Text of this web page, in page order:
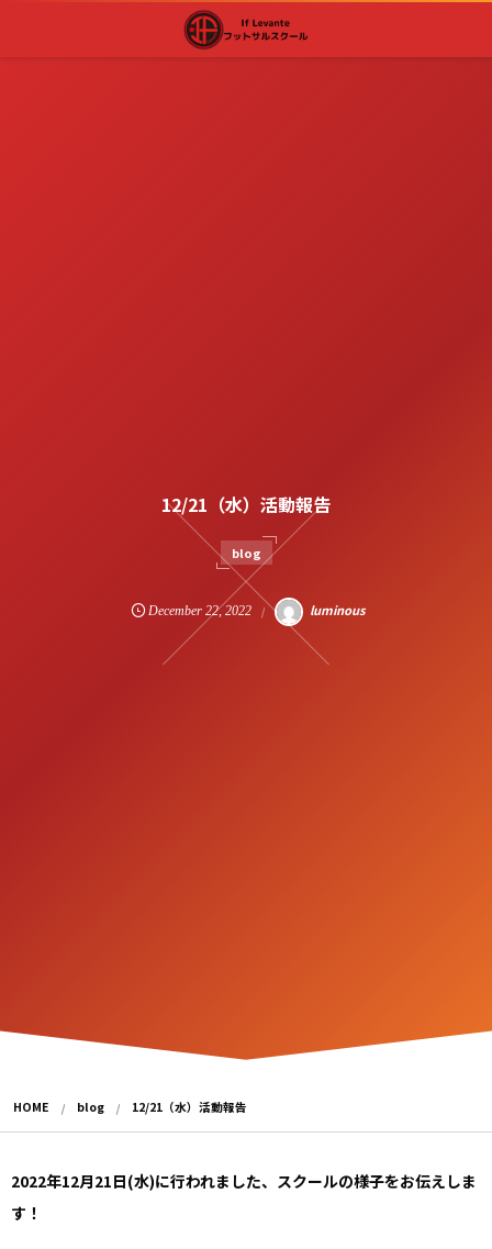
12/21（水）活動報告
blog
December 22,2022 luminous
HOME blog 12/21（水）活動報告
2022年12月21日(水)に行われました、スクールの様子をお伝えしま
す！